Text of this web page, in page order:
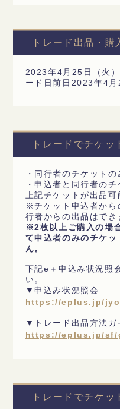
トレード出品・購
2023年4月25日（火
ード日前日2023年4
トレードでチケッ
・同行者のチケットの
・申込者と同行者の
上記チケットが出品可
※チケット申込者から
行者からの出品はでき
※2枚以上ご購入の場
て申込者のみのチケ
ん。
下記e＋申込み状況照
い。
▼申込み状況照会
https://eplus.jp/
▼トレード出品方法ガ
https://eplus.jp/
トレードでチケッ